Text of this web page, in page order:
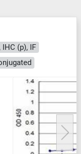
IHC (p), IF